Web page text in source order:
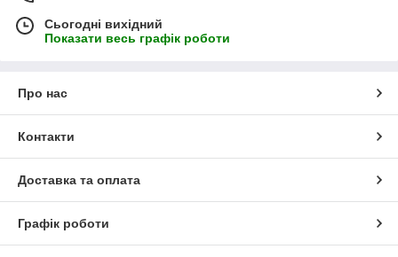
Сьогодні вихідний
Показати весь графік роботи
Про нас
Контакти
Доставка та оплата
Графік роботи